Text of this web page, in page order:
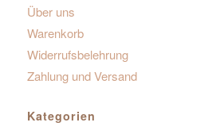
Über uns
Warenkorb
Widerrufsbelehrung
Zahlung und Versand
Kategorien